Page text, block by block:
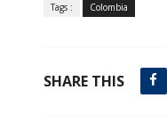
Tags : Colombia
SHARE THIS